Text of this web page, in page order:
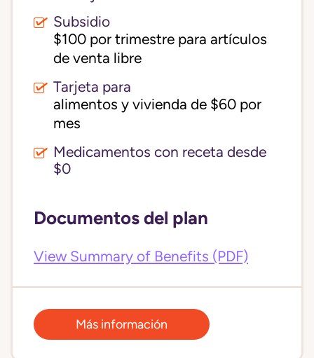
Subsidio
$100 por trimestre para artículos
de venta libre
Tarjeta para
alimentos y vivienda de $60 por
mes
Medicamentos con receta desde
$0
Documentos del plan
View Summary of Benefits (PDF)
Más información